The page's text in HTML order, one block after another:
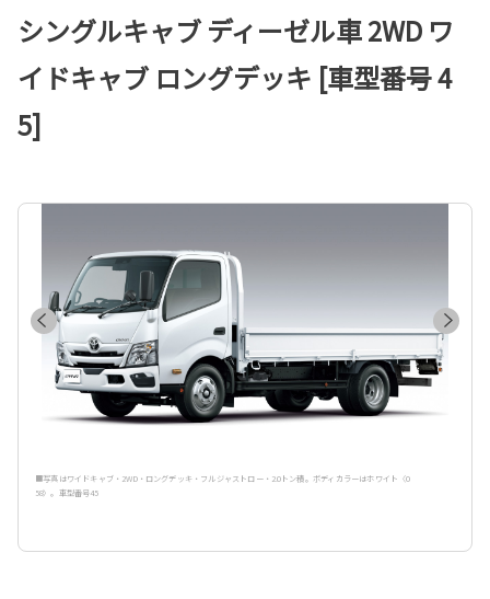
シングルキャブ ディーゼル車 2WD ワ
イドキャブ ロングデッキ [車型番号 4
5]
■写真はワイドキャブ・2WD・ロングデッキ・フルジャストロー・2.0トン積。ボディカラーはホワイト〈0
58〉。車型番号45